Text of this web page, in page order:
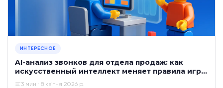
ИНТЕРЕСНОЕ
AI-анализ звонков для отдела продаж: как
искусственный интеллект меняет правила игры
в 2026 году
3 мин · 8 квітня 2026 р.